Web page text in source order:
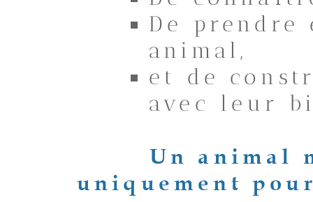
De prendre
animal,
et de
avec leur
Un animal
uniquement